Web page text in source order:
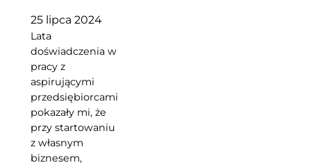
25 lipca 2024
Lata
doświadczenia w
pracy z
aspirującymi
przedsiębiorcami
pokazały mi, że
przy startowaniu
z własnym
biznesem,